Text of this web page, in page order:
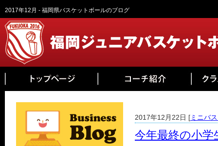
2017年12月 - 福岡県バスケットボールのブログ
2017年12月22日 [ミニバ
今年最終の小